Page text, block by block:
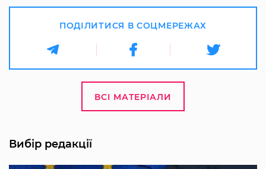
ПОДІЛИТИСЯ В СОЦМЕРЕЖАХ
ВСІ МАТЕРІАЛИ
Вибір редакції